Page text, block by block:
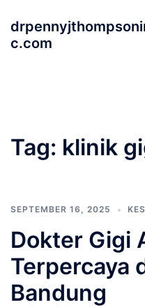
ke
c.com
Tag: klinik
SEPTEMBER 16, 2025
Dokter Gigi
Terpercaya
Bandung